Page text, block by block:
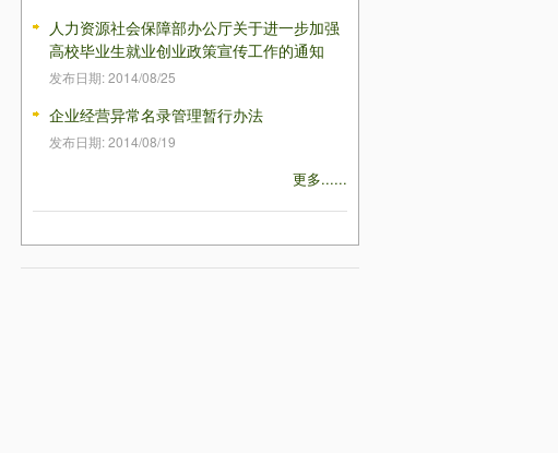
人力资源社会保障部办公厅关于进一步加强
高校毕业生就业创业政策宣传工作的通知
发布日期:2014/08/25
企业经营异常名录管理暂行办法
发布日期:2014/08/19
更多......